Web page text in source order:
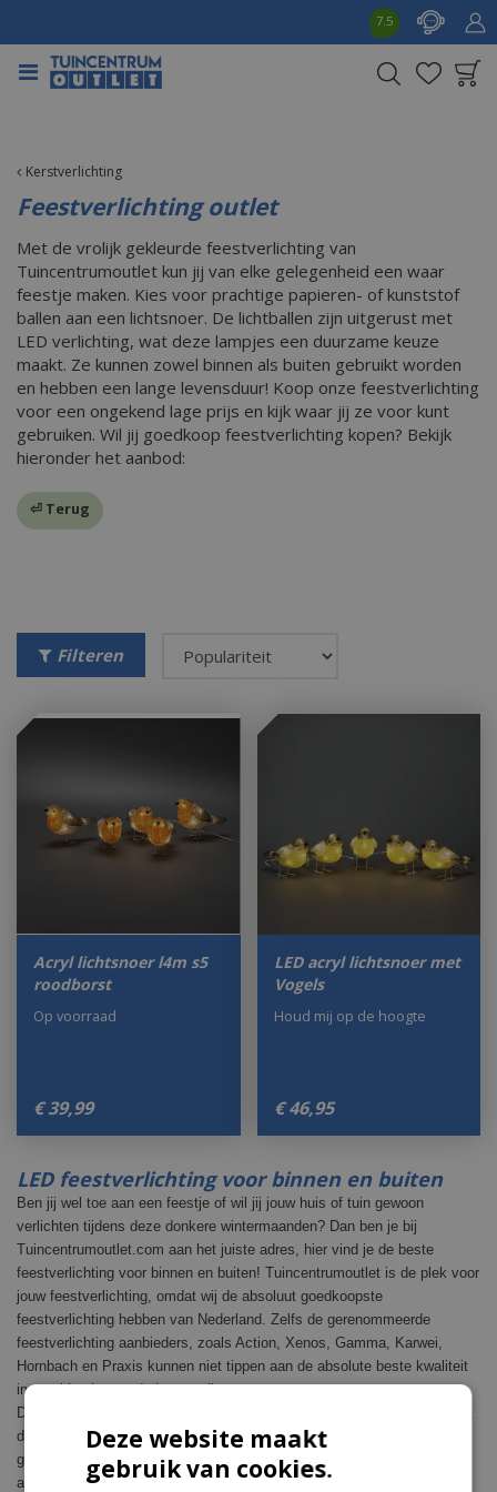
Kerstverlichting
7.5
Feestverlichting outlet
Met de vrolijk gekleurde feestverlichting van
Tuincentrumoutlet kun jij van elke gelegenheid een waar
feestje maken. Kies voor prachtige papieren- of kunststof
ballen aan een lichtsnoer. De lichtballen zijn uitgerust met
LED verlichting, wat deze lampjes een duurzame keuze
maakt. Ze kunnen zowel binnen als buiten gebruikt worden
en hebben een lange levensduur! Koop onze feestverlichting
voor een ongekend lage prijs en kijk waar jij ze voor kunt
gebruiken. Wil jij goedkoop feestverlichting kopen? Bekijk
hieronder het aanbod:
⏎ Terug
Filteren
Acryl lichtsnoer l4m s5
roodborst
€ 39,99
Op voorraad
LED acryl lichtsnoer met
Vogels
€ 46,95
Houd mij op de hoogte
LED feestverlichting voor binnen en buiten
Ben jij wel toe aan een feestje of wil jij jouw huis of tuin gewoon
verlichten tijdens deze donkere wintermaanden? Dan ben je bij
Tuincentrumoutlet.com aan het juiste adres, hier vind je de beste
feestverlichting voor binnen en buiten! Tuincentrumoutlet is de plek voor
jouw feestverlichting, omdat wij de absoluut goedkoopste
feestverlichting hebben van Nederland. Zelfs de gerenommeerde
feestverlichting aanbieders, zoals Action, Xenos, Gamma, Karwei,
Hornbach en Praxis kunnen niet tippen aan de absolute beste kwaliteit
in combinatie met de beste prijs.
De feestverlichting voor buiten zijn beschikbaar in verschillende maten,
dus wil jij slechts jouw balkon verlichten of wil jij verlichting voor jouw
gehele partytent? Voor alles zit je bij Tuincentrumoutlet aan het juiste
adres, de verschillende afmetingen verlichting zijn onder andere:
Deze website maakt
gebruik van cookies.